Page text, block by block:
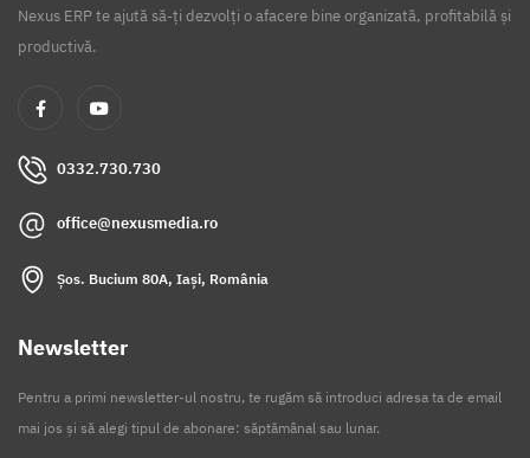
Nexus ERP te ajută să-ți dezvolți o afacere bine organizată, profitabilă și
productivă.
0332.730.730
office@nexusmedia.ro
Șos. Bucium 80A, Iași, România
Newsletter
Pentru a primi newsletter-ul nostru, te rugăm să introduci adresa ta de email
mai jos și să alegi tipul de abonare: săptămânal sau lunar.